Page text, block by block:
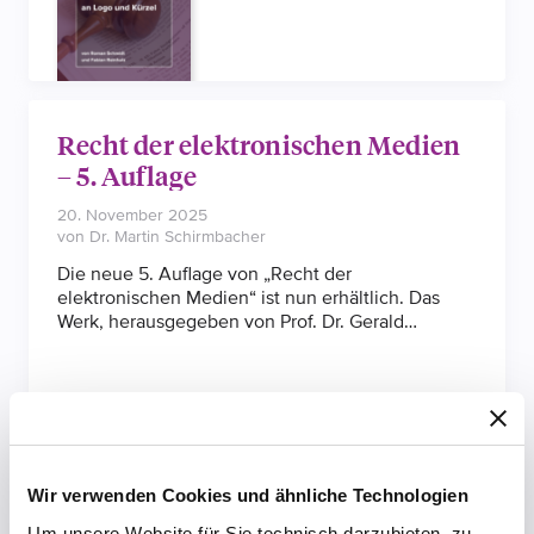
Wir verwenden Cookies und ähnliche Technologien
sofern die Entscheidung rechtskräftig wird. Die
Verfahren zeigen: Wer Marken nicht nachweisbar
und markenmäßig im geschäftlichen Verkehr
nutzt, riskiert deren vollständigen Verfall.
Recht der elektronischen Medien
– 5. Auflage
20. November 2025
von Dr. Martin Schirmbacher
Die neue 5. Auflage von „Recht der
elektronischen Medien“ ist nun erhältlich. Das
Werk, herausgegeben von Prof. Dr. Gerald
das Werk um wichtige Themen wie das
Entwicklungen im Wettbewerbsrecht erweitert.